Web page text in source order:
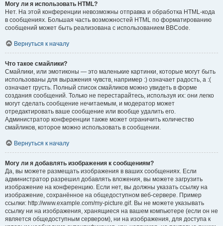
Могу ли я использовать HTML?
Нет. На этой конференции невозможны отправка и обработка HTML-кода
в сообщениях. Большая часть возможностей HTML по форматированию
сообщений может быть реализована с использованием BBCode.
Вернуться к началу
Что такое смайлики?
Смайлики, или эмотиконы — это маленькие картинки, которые могут быть
использованы для выражения чувств, например :) означает радость, а :(
означает грусть. Полный список смайликов можно увидеть в форме
создания сообщений. Только не перестарайтесь, используя их: они легко
могут сделать сообщение нечитаемым, и модератор может
отредактировать ваше сообщение или вообще удалить его.
Администратор конференции также может ограничить количество
смайликов, которое можно использовать в сообщении.
Вернуться к началу
Могу ли я добавлять изображения к сообщениям?
Да, вы можете размещать изображения в ваших сообщениях. Если
администратор разрешил добавлять вложения, вы можете загрузить
изображение на конференцию. Если нет, вы должны указать ссылку на
изображение, сохранённое на общедоступном веб-сервере. Пример
ссылки: http://www.example.com/my-picture.gif. Вы не можете указывать
ссылку ни на изображения, хранящиеся на вашем компьютере (если он не
является общедоступным сервером), ни на изображения, для доступа к